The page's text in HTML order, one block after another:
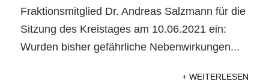
Fraktionsmitglied Dr. Andreas Salzmann für die
Sitzung des Kreistages am 10.06.2021 ein:
Wurden bisher gefährliche Nebenwirkungen...
+ WEITERLESEN